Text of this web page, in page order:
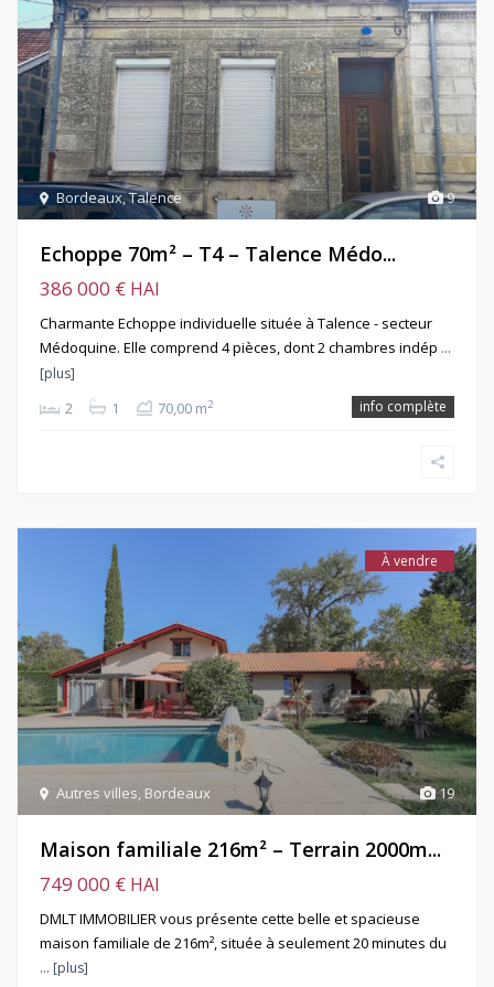
9
Bordeaux,Talence
Echoppe 70m² – T4 – Talence Médo...
386 000 € HAI
Charmante Echoppe individuelle située à Talence - secteur
Médoquine. Elle comprend 4 pièces, dont 2 chambres indép …
[plus]
2 1 70,00 m2 info complète
19
Autres villes, Bordeaux
À vendre
Maison familiale 216m² – Terrain 2000m...
749 000 € HAI
DMLT IMMOBILIER vous présente cette belle et spacieuse
maison familiale de 216m², située à seulement 20 minutes du
… [plus]